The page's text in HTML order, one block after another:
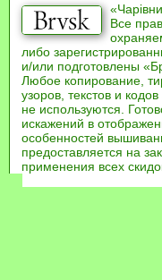
Все
либо
и/или подготовлены
Любое копирование,
узоров, текстов и
не используются.
искажений в
особенностей
предоставляется на
применения всех